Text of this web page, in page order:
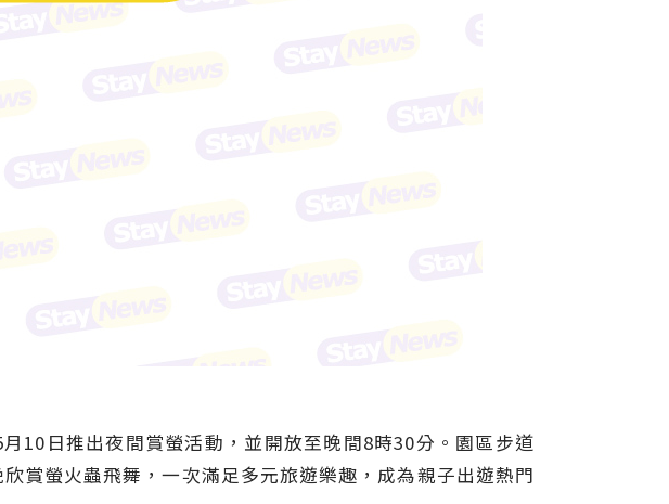
10日推出夜間賞螢活動，並開放至晚間8時30分。園區步道
賞螢火蟲飛舞，一次滿足多元旅遊樂趣，成為親子出遊熱門